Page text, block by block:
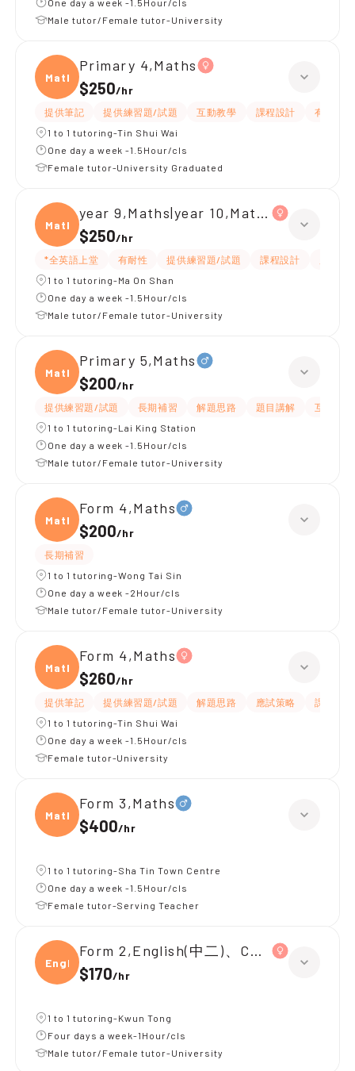
One day a week -1.5Hour/cls
Male tutor/Female tutor-University
Maths
Primary 4,Maths
$250/hr
提供筆記 提供練習題/試題 互動教學 課程設計
有耐性
1 to 1 tutoring-Tin Shui Wai
One day a week -1.5Hour/cls
Female tutor-University Graduated
Maths
year 9,Maths|year 10,Maths
$250/hr
*全英語上堂 有耐性 提供練習題/試題 課程設計
1 to 1 tutoring-Ma On Shan
One day a week -1.5Hour/cls
Male tutor/Female tutor-University
Maths
Primary 5,Maths
$200/hr
提供練習題/試題 長期補習 解題思路 題目講解
互動教學
1 to 1 tutoring-Lai King Station
One day a week -1.5Hour/cls
Male tutor/Female tutor-University
Maths
Form 4,Maths
$200/hr
長期補習
1 to 1 tutoring-Wong Tai Sin
One day a week -2Hour/cls
Male tutor/Female tutor-University
Maths
Form 4,Maths
$260/hr
提供筆記 提供練習題/試題 解題思路 應試策略
課程設計
1 to 1 tutoring-Tin Shui Wai
One day a week -1.5Hour/cls
Female tutor-University
Maths
Form 3,Maths
$400/hr
1 to 1 tutoring-Sha Tin Town Centre
One day a week -1.5Hour/cls
Female tutor-Serving Teacher
Engli
Form 2,English(中二)、Chinese(中二)
$170/hr
1 to 1 tutoring-Kwun Tong
Four days a week-1Hour/cls
Male tutor/Female tutor-University